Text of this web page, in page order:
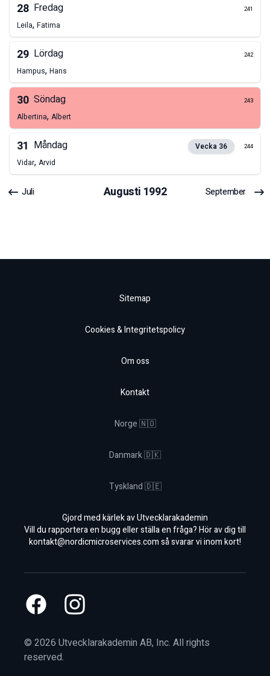
28 Fredag 241
Leila, Fatima
29 Lördag 242
Hampus, Hans
30 Söndag 243
Albertina, Albert
31 Måndag Vecka 36 244
Vidar, Arvid
Juli Augusti 1992 September
Sitemap
Cookies & Integritetspolicy
Om oss
Kontakt
Norge 🇳🇴
Danmark 🇩🇰
Tyskland 🇩🇪
Gjord med kärlek av Utvecklarakademin
Vill du rapportera en bugg eller ställa en fråga? Hör av dig till
kontakt@nordicmicroservices.comså svarar vi inom kort!
FacebookInstagram
© 2026 Utvecklarakademin AB, Inc. All rights
reserved.